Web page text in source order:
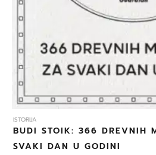
ISTORIJA
BUDI STOIK: 366 DREVNIH
SVAKI DAN U GODINI